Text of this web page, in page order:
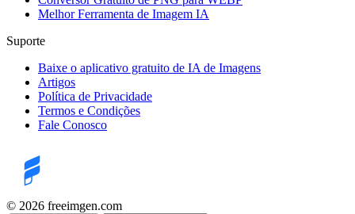
Melhor Ferramenta de Imagem IA
Suporte
Baixe o aplicativo gratuito de IA de Imagens
Artigos
Política de Privacidade
Termos e Condições
Fale Conosco
©️ 2026 freeimgen.com